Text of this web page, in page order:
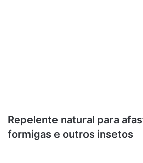
Repelente natural para
formigas e outros insetos